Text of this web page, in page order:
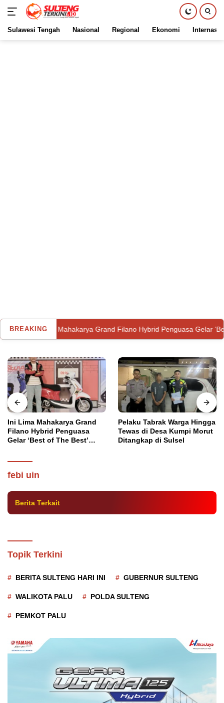
Sulawesi Tengah Nasional Regional Ekonomi
BREAKING
Mahakarya Grand Filano Hybrid Penguasa Gelar ‘Best of The
Ini Lima Mahakarya Grand
Filano Hybrid Penguasa
Gelar ‘Best of The Best’
Pelaku Tabrak Warga Hingga
Tewas di Desa Kumpi Morut
Ditangkap di Sulsel
febi uin
FEBI UIN Palu-Pemprov Sulteng Sinergi
Asah Kompetensi 326 Mahasiswa
Berita Terkait
Topik Terkini
BERITA SULTENG HARI INI GUBERNUR SULTENG
WALIKOTA PALU POLDA SULTENG
PEMKOT PALU